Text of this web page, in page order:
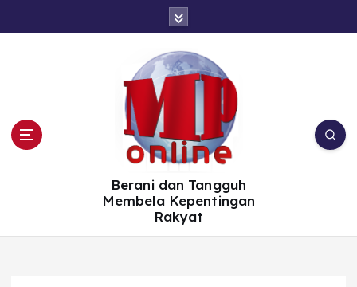
Berani dan Tangguh
Membela Kepentingan
Rakyat